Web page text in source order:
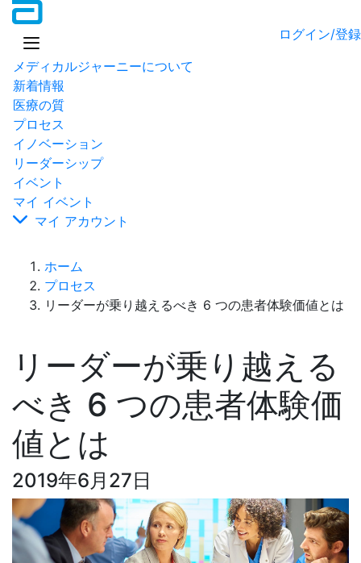
メディカルジャーニーについて
新着情報
医療の質
プロセス
イノベーション
リーダーシップ
イベント
マイ イベント
マイ アカウント
ログイン/登録
ホーム
プロセス
リーダーが乗り越えるべき 6 つの患者体験価値とは
リーダーが乗り越える
べき 6 つの患者体験価
値とは
2019年6月27日